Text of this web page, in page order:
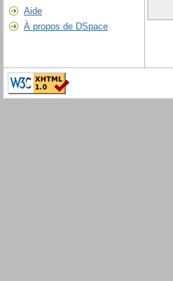
Aide
À propos de DSpace